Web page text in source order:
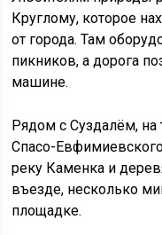
Круглому, которое
от города. Там
пикников, а дорога
машине.
Рядом с Суздалём,
Спасо-
реку Каменка и
въезде, несколько
площадке.